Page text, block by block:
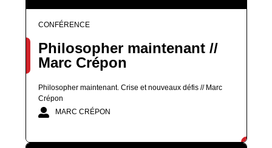
CONFÉRENCE
Philosopher maintenant //
Marc Crépon
Philosopher maintenant. Crise et nouveaux défis // Marc
Crépon
MARC CRÉPON